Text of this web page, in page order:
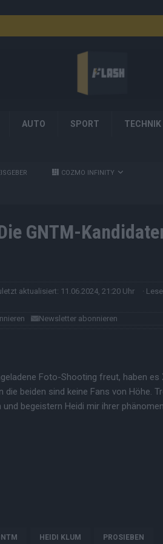
AUTO SPORT TECHNIK
COZMO INFINITY
GNTM-
aktualisiert: 11.06.2024, 21:20 Uhr
·
Newsletter abonnieren
Foto-Shooting freut, haben es
die beiden sind keine Fans von Höhe.
begeistern Heidi mir ihrer
HEIDI KLUM PROSIEBEN